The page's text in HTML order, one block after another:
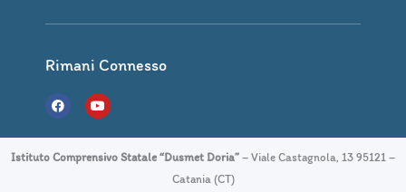
Rimani Connesso
F
a
c
e
b
o
Y
o
u
t
b
Istituto Comprensivo Statale “Dusmet Doria” – Viale Castagnola, 13 95121 –
Catania (CT)